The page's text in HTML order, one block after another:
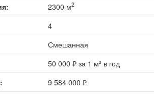
2300 м2
4
Смешанная
50 000 ₽ за 1 м² в год
9 584 000 ₽